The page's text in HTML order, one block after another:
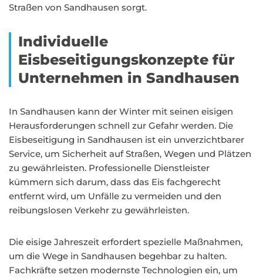
Straßen von Sandhausen sorgt.
Individuelle
Eisbeseitigungskonzepte für
Unternehmen in Sandhausen
In Sandhausen kann der Winter mit seinen eisigen
Herausforderungen schnell zur Gefahr werden. Die
Eisbeseitigung in Sandhausen ist ein unverzichtbarer
Service, um Sicherheit auf Straßen, Wegen und Plätzen
zu gewährleisten. Professionelle Dienstleister
kümmern sich darum, dass das Eis fachgerecht
entfernt wird, um Unfälle zu vermeiden und den
reibungslosen Verkehr zu gewährleisten.
Die eisige Jahreszeit erfordert spezielle Maßnahmen,
um die Wege in Sandhausen begehbar zu halten.
Fachkräfte setzen modernste Technologien ein, um